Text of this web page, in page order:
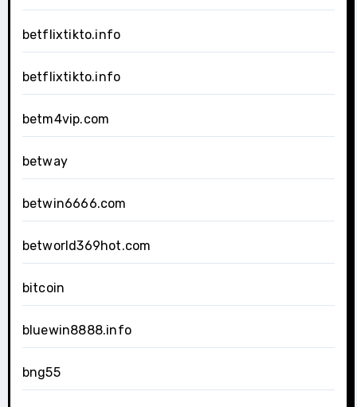
betflixtikto.info
betflixtikto.info
betm4vip.com
betway
betwin6666.com
betworld369hot.com
bitcoin
bluewin8888.info
bng55